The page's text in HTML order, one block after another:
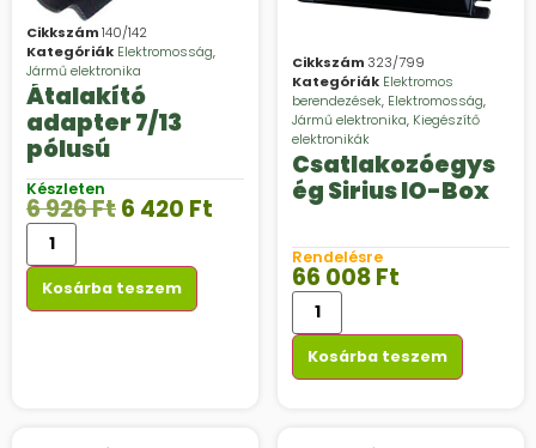
Cikkszám140/142
Kategóriák Elektromosság,
Jármű elektronika
Átalakító
adapter 7/13
pólusú
Készleten
6 926Ft6 420 Ft
Kosárba teszem
Cikkszám 323/799
Kategóriák Elektromos
berendezések, Elektromosság,
Jármű elektronika, Kiegészítő
elektronikák
Csatlakozóegys
ég Sirius IO-Box
Rendelésre
66 008Ft
Kosárba teszem